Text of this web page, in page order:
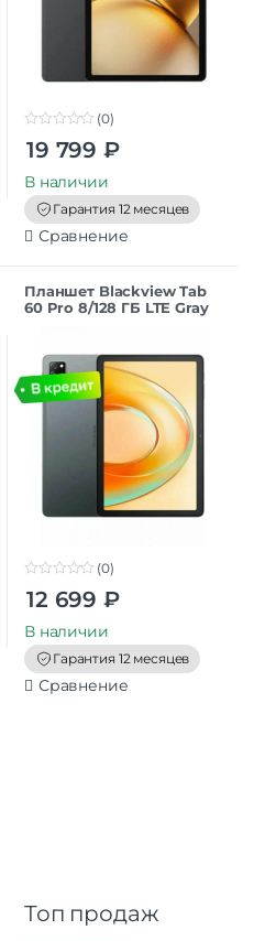
t
o
f
5
(0)
19 799 ₽
В наличии
Гарантия 12 месяцев
Сравнение
Планшет Blackview Tab
60 Pro 8/128 ГБ LTE Gray
t
o
f
5
(0)
12 699 ₽
В наличии
Гарантия 12 месяцев
Сравнение
Топ продаж